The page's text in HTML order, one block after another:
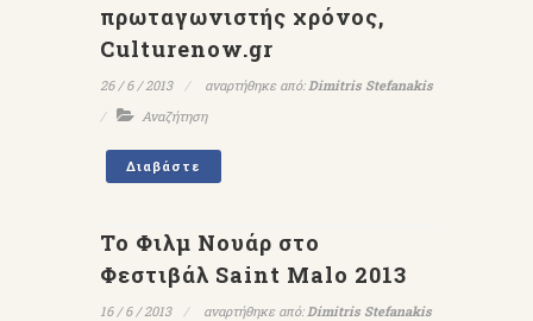
πρωταγωνιστής χρόνος,
Culturenow.gr
26 / 6 / 2013 αναρτήθηκε από:Dimitris Stefanakis
Αναζήτηση
Διαβάστε
To Φιλμ Νουάρ στο
Φεστιβάλ Saint Malo 2013
16 / 6 / 2013 αναρτήθηκε από:Dimitris Stefanakis